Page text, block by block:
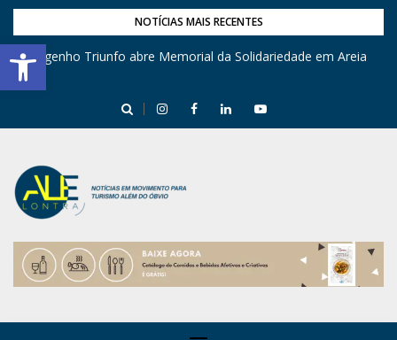
Barra de Ferramentas Aberta
NOTÍCIAS MAIS RECENTES
Engenho Triunfo abre Memorial da Solidariedade em Areia